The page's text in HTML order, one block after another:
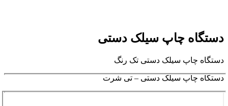
دستگاه چاپ سیلک دستی
دستگاه چاپ سیلک دستی تک رنگ
دستگاه چاپ سیلک دستی – تی شرت